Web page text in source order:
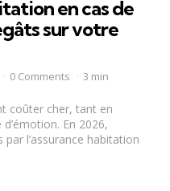
en cas de
sur votre
0 Comments 3 min
coûter cher, tant en
En 2026,
l’assurance habitation